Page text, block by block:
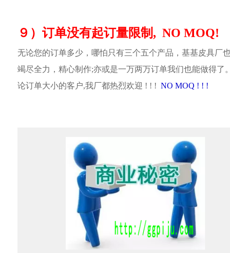
９）订单没有起订量限制, NO MOQ!
无论您的订单多少，哪怕只有三个五个产品，基基皮具厂
竭尽全力，精心制作;亦或是一万两万订单我们也能做得了
论订单大小的客户,我厂都热烈欢迎 ! ! ! NO MOQ ! ! !